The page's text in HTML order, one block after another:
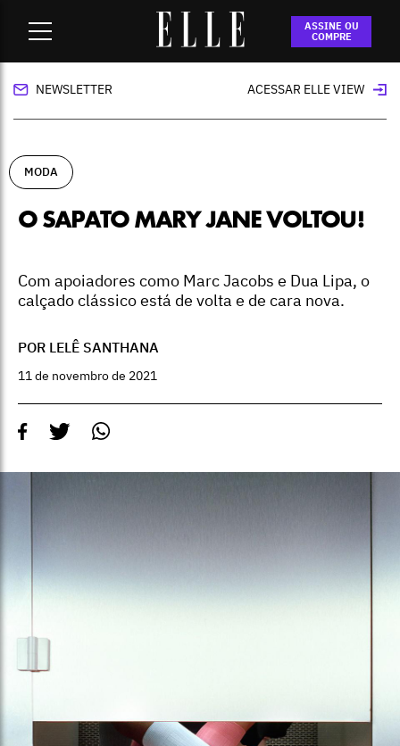
ASSINE OU
COMPRE
O sapato Mary Jane voltou!
NEWSLETTER ACESSAR ELLE VIEW
MODA
O SAPATO MARY JANE VOLTOU!
Com apoiadores como Marc Jacobs e Dua Lipa, o
calçado clássico está de volta e de cara nova.
POR LELÊ SANTHANA
11 de novembro de 2021